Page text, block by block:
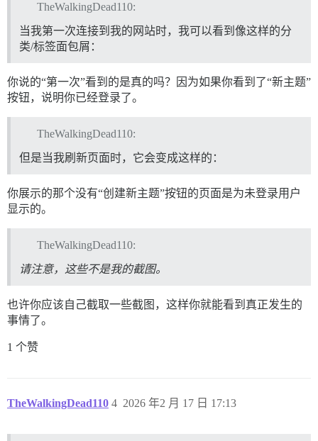
  <ul id="navigation-bar" class="nav nav-pills">
<button class="btn no-text fk-d-menu__trigger
<!--
<span class="list-control-toggle-
<svg class="fa d-icon d-icon-discourse-
<!--
      </button>
<!--
    <li>
      <!--
-->
</ul>
<div class="navigation-controls">
<!--
-->
TheWalkingDead110:
当我第一次连接到我的网站时，我可以看到像这样的分
类/标签面包屑：
你说的“第一次”看到的是真的吗？因为如果你看到了“新主题”
按钮，说明你已经登录了。
TheWalkingDead110:
但是当我刷新页面时，它会变成这样的：
你展示的那个没有“创建新主题”按钮的页面是为未登录用户
显示的。
TheWalkingDead110:
请注意，这些不是我的截图。
也许你应该自己截取一些截图，这样你就能看到真正发生的
事情了。
1 个赞
TheWalkingDead110 2026 年2 月 17 日 17:13
4